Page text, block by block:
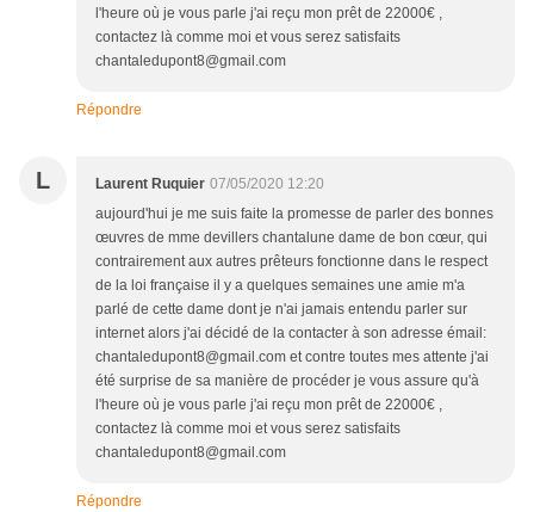
l'heure où je vous parle j'ai reçu mon prêt de 22000€ ,
contactez là comme moi et vous serez satisfaits
chantaledupont8@gmail.com
Répondre
L Laurent Ruquier 07/05/2020 12:20
aujourd'hui je me suis faite la promesse de parler des bonnes
œuvres de mme devillers chantalune dame de bon cœur, qui
contrairement aux autres prêteurs fonctionne dans le respect
de la loi française il y a quelques semaines une amie m'a
parlé de cette dame dont je n'ai jamais entendu parler sur
internet alors j'ai décidé de la contacter à son adresse émail:
chantaledupont8@gmail.com et contre toutes mes attente j'ai
été surprise de sa manière de procéder je vous assure qu'à
l'heure où je vous parle j'ai reçu mon prêt de 22000€ ,
contactez là comme moi et vous serez satisfaits
chantaledupont8@gmail.com
Répondre